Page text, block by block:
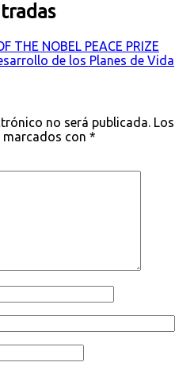
THE NOBEL PEACE PRIZE
de los Planes de Vida
no será publicada. Los
con *